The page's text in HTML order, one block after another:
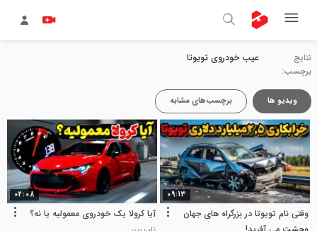
نتایج
برچسب:
عیب خودروی تویوتا
ویدیو ها برچسب‌های مشابه
09:13
وقتی نام تویوتا در بزرگراه های جهان
02:08
آیا کرولا یک خودروی معمولیه یا نه؟